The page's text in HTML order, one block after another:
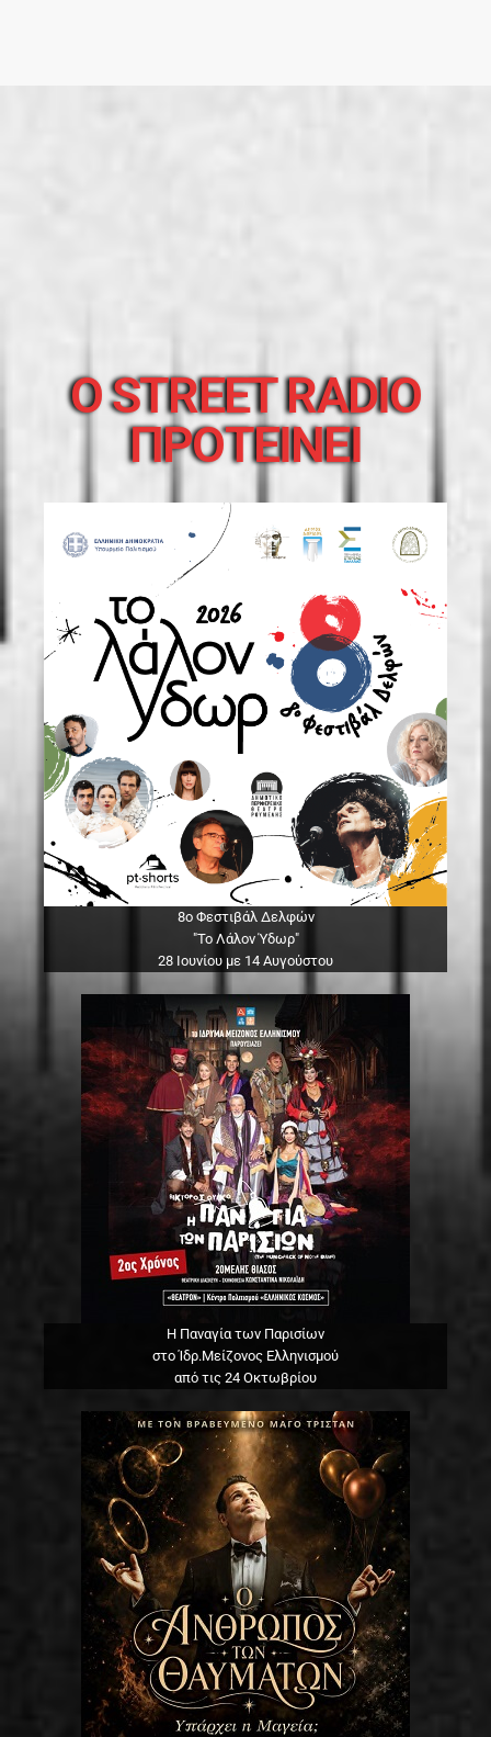
O STREET RADIO
ΠΡΟΤΕΙΝΕΙ
8ο Φεστιβάλ Δελφών
"Το Λάλον Ύδωρ"
28 Ιουνίου με 14 Αυγούστου
Η Παναγία των Παρισίων
στο Ίδρ.Μείζονος Ελληνισμού
από τις 24 Οκτωβρίου